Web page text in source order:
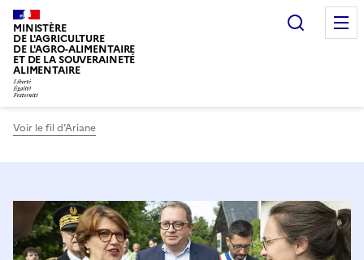
MINISTÈRE
DE L'AGRICULTURE
DE L'AGRO-ALIMENTAIRE
ET DE LA SOUVERAINETÉ
ALIMENTAIRE
Voir le fil d’Ariane